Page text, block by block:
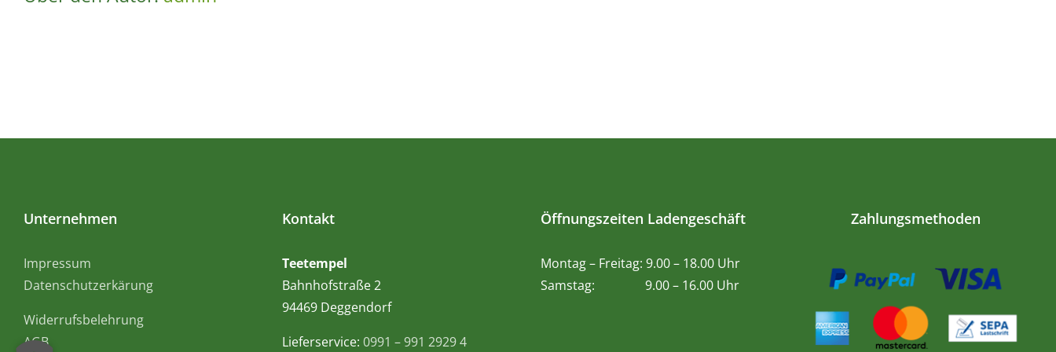
Unternehmen
Impressum
Datenschutzerkärung
Widerrufsbelehrung
AGB
Kontakt
Teetempel
Bahnhofstraße 2
94469 Deggendorf
Lieferservice: 0991 – 991 2929 4
Öffnungszeiten Ladengeschäft
Montag – Freitag: 9.00 – 18.00 Uhr
Samstag: 9.00 – 16.00 Uhr
Zahlungsmethoden